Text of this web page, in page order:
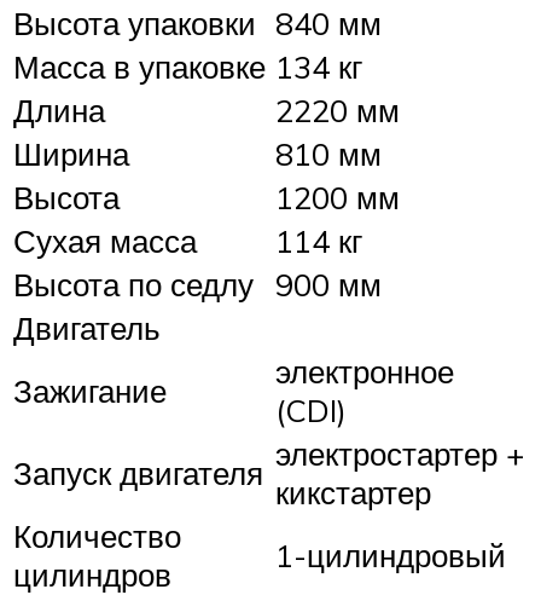
Высота упаковки 840 мм
Масса в упаковке 134 кг
Длина
2220 мм
Ширина
810 мм
Высота
1200 мм
Сухая масса
114 кг
Высота по седлу 900 мм
Двигатель
Зажигание
электронное
(CDI)
Запуск двигателя электростартер +
кикстартер
Количество
цилиндров
1-цилиндровый